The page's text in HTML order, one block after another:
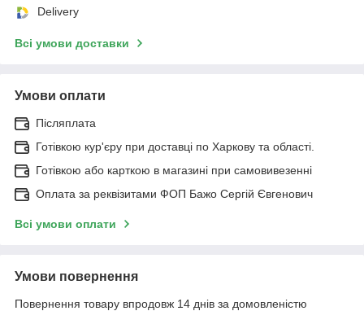
Delivery
Всі умови доставки
Умови оплати
Післяплата
Готівкою кур'єру при доставці по Харкову та області.
Готівкою або карткою в магазині при самовивезенні
Оплата за реквізитами ФОП Бажо Сергій Євгенович
Всі умови оплати
Умови повернення
Повернення товару впродовж 14 днів за домовленістю